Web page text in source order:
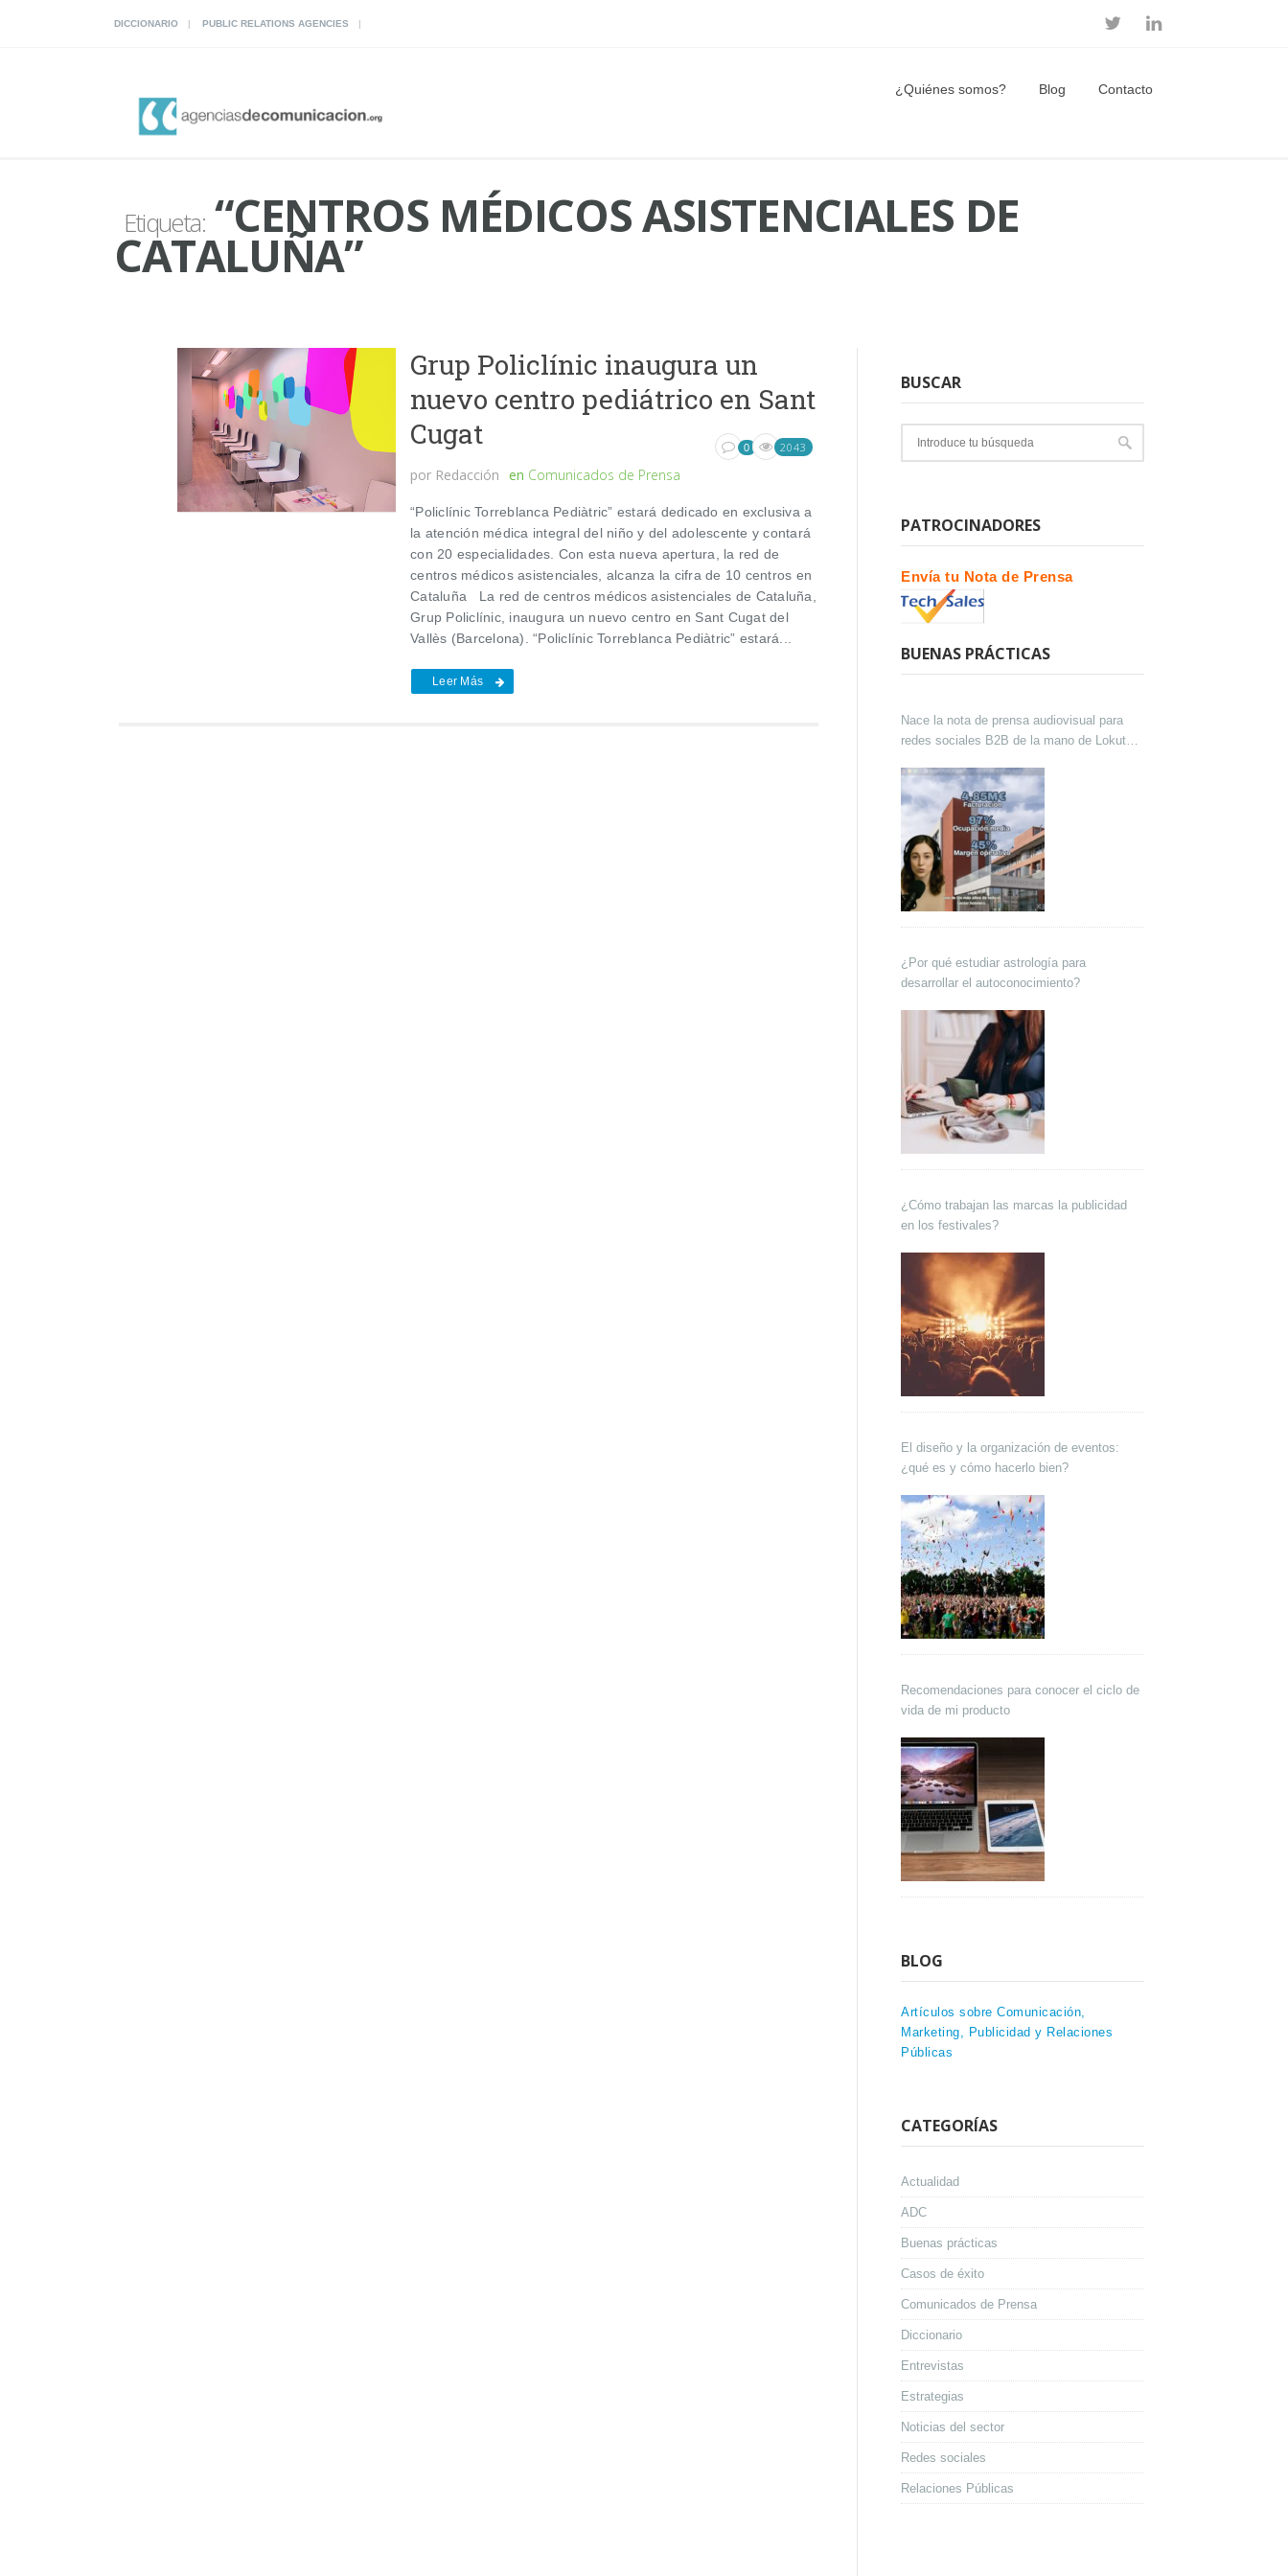
DICCIONARIO PUBLIC RELATIONS AGENCIES
¿Quiénes somos? Blog Contacto
Etiqueta:“CENTROS MÉDICOS ASISTENCIALES DE
CATALUÑA”
Grup Policlínic inaugura un
nuevo centro pediátrico en Sant
Cugat
por Redacción en Comunicados de Prensa
0 2043
“Policlínic Torreblanca Pediàtric” estará dedicado en exclusiva a
la atención médica integral del niño y del adolescente y contará
con 20 especialidades. Con esta nueva apertura, la red de
centros médicos asistenciales, alcanza la cifra de 10 centros en
Cataluña La red de centros médicos asistenciales de Cataluña,
Grup Policlínic, inaugura un nuevo centro en Sant Cugat del
Vallès (Barcelona). “Policlínic Torreblanca Pediàtric” estará...
Leer Más
BUSCAR
PATROCINADORES
Envía tu Nota de Prensa
BUENAS PRÁCTICAS
Nace la nota de prensa audiovisual para
redes sociales B2B de la mano de Lokutor
¿Por qué estudiar astrología para
desarrollar el autoconocimiento?
¿Cómo trabajan las marcas la publicidad
en los festivales?
El diseño y la organización de eventos:
¿qué es y cómo hacerlo bien?
Recomendaciones para conocer el ciclo de
vida de mi producto
BLOG
Artículos sobre Comunicación,
Marketing, Publicidad y Relaciones
Públicas
CATEGORÍAS
Actualidad
ADC
Buenas prácticas
Casos de éxito
Comunicados de Prensa
Diccionario
Entrevistas
Estrategias
Noticias del sector
Redes sociales
Relaciones Públicas